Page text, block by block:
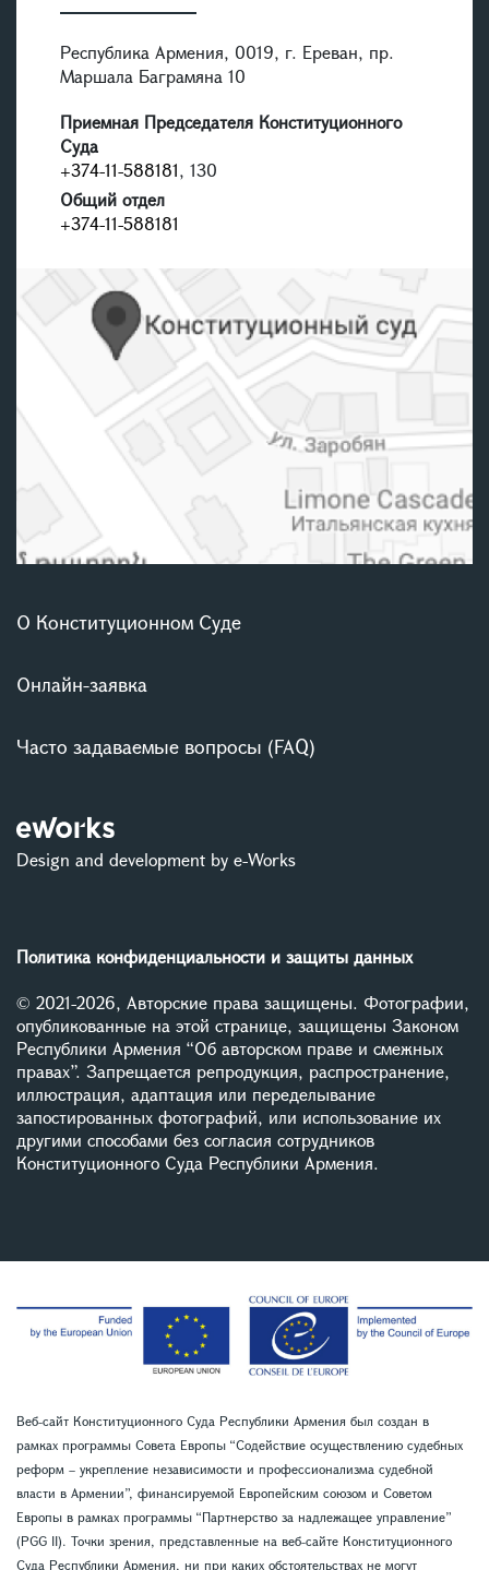
Республика Армения, 0019, г. Ереван, пр.
Маршала Баграмяна 10
Приемная Председателя Конституционного
Суда
+374-11-588181, 130
Общий отдел
+374-11-588181
О Конституционном Суде
Онлайн-заявка
Часто задаваемые вопросы (FAQ)
Design and development by e-Works
Политика конфиденциальности и защиты данных
© 2021-2026, Авторские права защищены. Фотографии,
опубликованные на этой странице, защищены Законом
Республики Армения “Об авторском праве и смежных
правах”. Запрещается репродукция, распространение,
иллюстрация, адаптация или переделывание
запостированных фотографий, или использование их
другими способами без согласия сотрудников
Конституционного Суда Республики Армения.
Веб-сайт Конституционного Суда Республики Армения был создан в
рамках программы Совета Европы “Содействие осуществлению судебных
реформ – укрепление независимости и профессионализма судебной
власти в Армении”, финансируемой Европейским союзом и Советом
Европы в рамках программы “Партнерство за надлежащее управление”
(PGG II). Точки зрения, представленные на веб-сайте Конституционного
Суда Республики Армения, ни при каких обстоятельствах не могут